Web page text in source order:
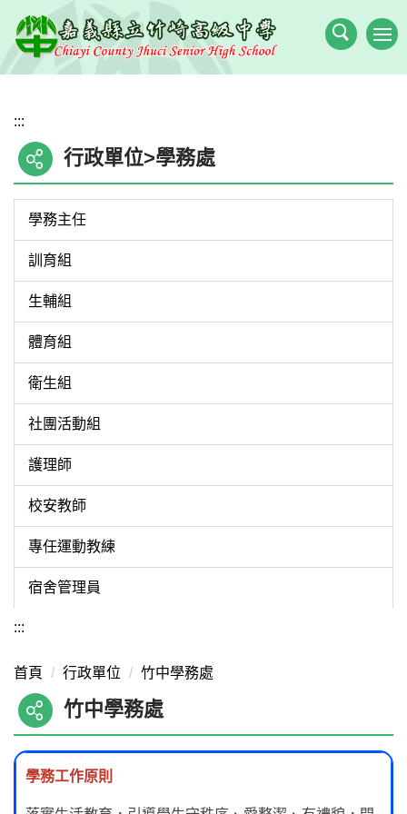
到
主
要
容
區
:::
行政單位>學務處
學務主任
訓育組
生輔組
體育組
衛生組
社團活動組
護理師
校安教師
專任運動教練
宿舍管理員
:::
首頁 行政單位 竹中學務處
竹中學務處
學務工作原則